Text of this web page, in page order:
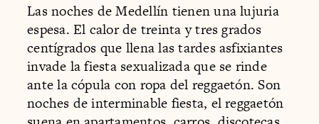
Las noches de Medellín tienen una lujuria
espesa. El calor de treinta y tres grados
centígrados que llena las tardes asfixiantes
invade la fiesta sexualizada que se rinde
ante la cópula con ropa del reggaetón. Son
noches de interminable fiesta, el reggaetón